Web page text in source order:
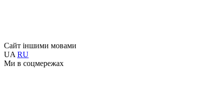
Сайт іншими мовами
UA RU
Ми в соцмережах